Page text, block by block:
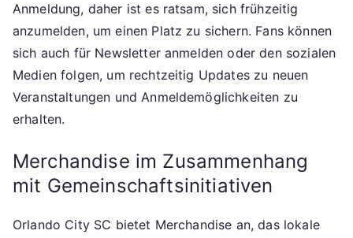
Anmeldung, daher ist es ratsam, sich frühzeitig
anzumelden, um einen Platz zu sichern. Fans können
sich auch für Newsletter anmelden oder den sozialen
Medien folgen, um rechtzeitig Updates zu neuen
Veranstaltungen und Anmeldemöglichkeiten zu
erhalten.
Merchandise im Zusammenhang
mit Gemeinschaftsinitiativen
Orlando City SC bietet Merchandise an, das lokale